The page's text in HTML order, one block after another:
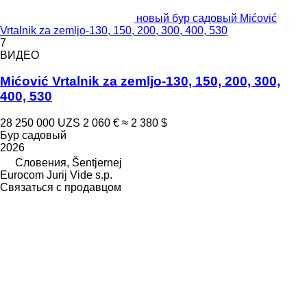
новый бур садовый Mićović
Vrtalnik za zemljo-130, 150, 200, 300, 400, 530
7
ВИДЕО
Mićović Vrtalnik za zemljo-130, 150, 200, 300,
400, 530
28 250 000 UZS 2 060 € ≈ 2 380 $
Бур садовый
2026
Словения, Šentjernej
Eurocom Jurij Vide s.p.
Связаться с продавцом